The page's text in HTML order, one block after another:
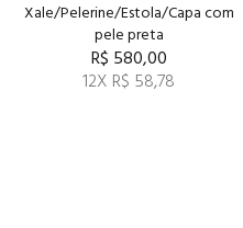
Xale/Pelerine/Estola/Capa com
pele preta
R$ 580,00
12X R$ 58,78